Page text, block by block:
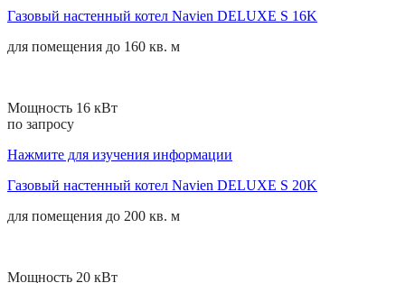
Газовый настенный котел Navien DELUXE S 16K
для помещения до 160 кв. м
Мощность 16 кВт
по запросу
Нажмите для изучения информации
Газовый настенный котел Navien DELUXE S 20K
для помещения до 200 кв. м
Мощность 20 кВт